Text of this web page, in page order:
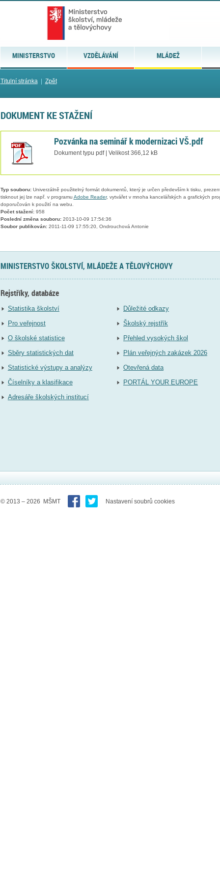
MINISTERSTVO VZDĚLÁVÁNÍ MLÁDEŽ
Titulní stránka| Zpět
DOKUMENT KE STAŽENÍ
Pozvánka na seminář k modernizaci VŠ.pdf
Dokument typu pdf | Velikost 366,12 kB
Typ souboru:Univerzálně použitelný formát dokumentů, který je určen především k tisku,
tisknout jej lze např. v programu Adobe Reader, vytvářet v mnoha kancelářských a grafických
doporučován k použití na webu.
Počet stažení:958
Poslední změna souboru:2013-10-09 17:54:36
Soubor publikován:2011-11-09 17:55:20, Ondrouchová Antonie
MINISTERSTVO ŠKOLSTVÍ, MLÁDEŽE A TĚLOVÝCHOVY
Rejstříky, databáze
Statistika školství
Pro veřejnost
O školské statistice
Sběry statistických dat
Statistické výstupy a analýzy
Číselníky a klasifikace
Adresáře školských institucí
Důležité odkazy
Školský rejstřík
Přehled vysokých škol
Plán veřejných zakázek 2026
Otevřená data
PORTÁL YOUR EUROPE
© 2013 – 2026 MŠMT Nastavení soubrů cookies